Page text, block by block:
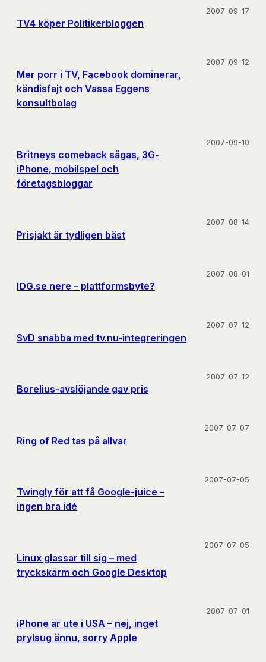
TV4 köper Politikerbloggen
2007-09-17
Mer porr i TV, Facebook dominerar,
kändisfajt och Vassa Eggens
konsultbolag
2007-09-12
Britneys comeback sågas, 3G-
iPhone, mobilspel och
företagsbloggar
2007-09-10
Prisjakt är tydligen bäst
2007-08-14
IDG.se nere – plattformsbyte?
2007-08-01
SvD snabba med tv.nu-integreringen
2007-07-12
Borelius-avslöjande gav pris
2007-07-12
Ring of Red tas på allvar
2007-07-07
Twingly för att få Google-juice –
ingen bra idé
2007-07-05
Linux glassar till sig – med
tryckskärm och Google Desktop
2007-07-05
iPhone är ute i USA – nej, inget
prylsug ännu, sorry Apple
2007-07-01